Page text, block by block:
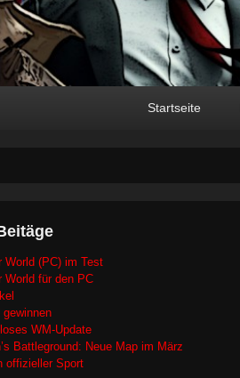
Startseite
World (PC) im Test
World für den PC
WM-Update
Battleground: Neue Map im März
offizieller Sport